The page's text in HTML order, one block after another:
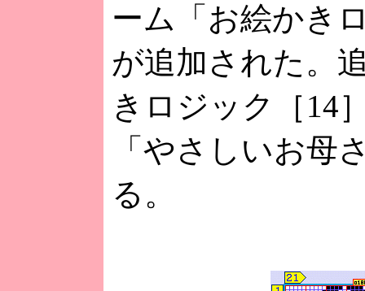
ーム「お絵かき
が追加された。
きロジック［14
「やさしいお母
る。